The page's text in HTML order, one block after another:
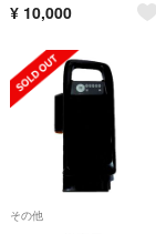
¥ 10,000
その他